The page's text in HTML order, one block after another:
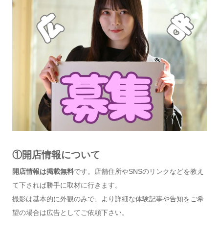
①開店情報について
開店情報は掲載無料です。店舗住所やSNSのリンクなどを教え
て下されば勝手に取材に行きます。
撮影は基本的に外観のみで、より詳細な体験記事や告知をご希
望の場合は広告としてご依頼下さい。